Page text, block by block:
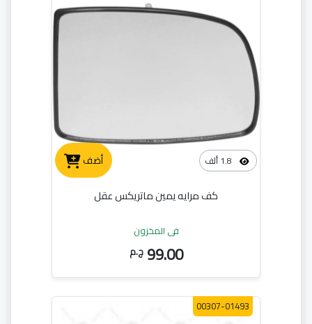
أضف
كف مرايه يمين ماتريكس عقل
في المخزون
99.00 ج.م
00307-01493